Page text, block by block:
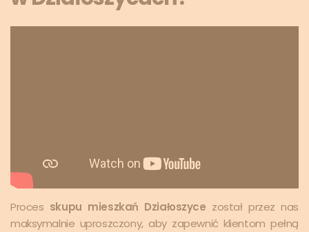
Proces skupu mieszkań Działoszyce został przez nas
maksymalnie uproszczony, aby zapewnić klientom pełną